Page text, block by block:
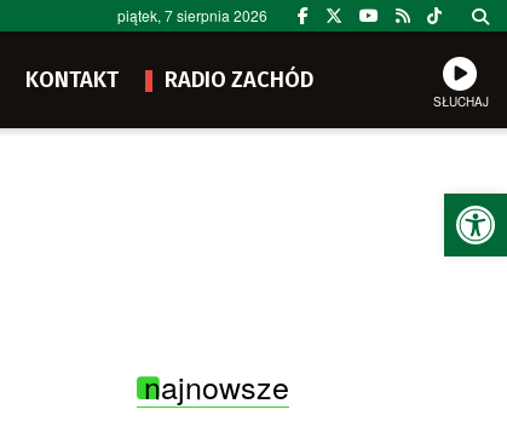
piątek, 7 sierpnia 2026
KONTAKT RADIO ZACHÓD
SŁUCHAJ
najnowsze